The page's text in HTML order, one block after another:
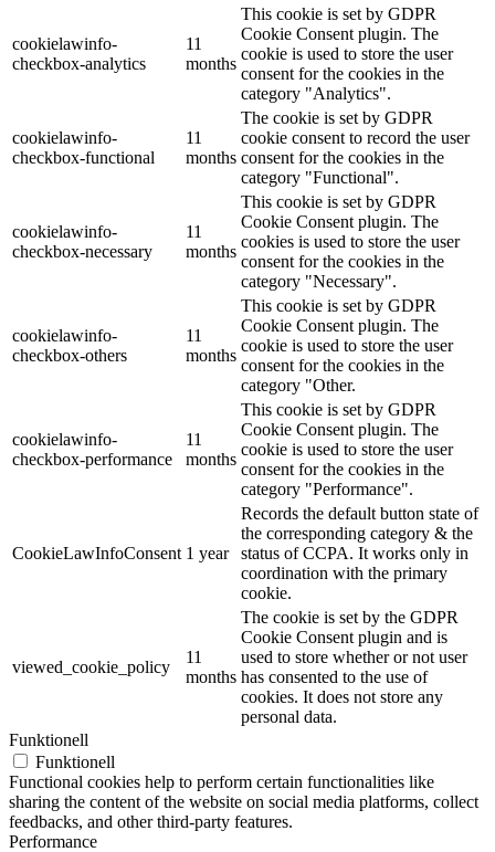
cookielawinfo-
checkbox-analytics
11
months
This cookie is set by GDPR
Cookie Consent plugin. The
cookie is used to store the user
consent for the cookies in the
category "Analytics".
cookielawinfo-
checkbox-functional
11
months
The cookie is set by GDPR
cookie consent to record the user
consent for the cookies in the
category "Functional".
cookielawinfo-
checkbox-necessary
11
months
This cookie is set by GDPR
Cookie Consent plugin. The
cookies is used to store the user
consent for the cookies in the
category "Necessary".
cookielawinfo-
checkbox-others
11
months
This cookie is set by GDPR
Cookie Consent plugin. The
cookie is used to store the user
consent for the cookies in the
category "Other.
cookielawinfo-
checkbox-performance
11
months
This cookie is set by GDPR
Cookie Consent plugin. The
cookie is used to store the user
consent for the cookies in the
category "Performance".
CookieLawInfoConsent 1 year
Records the default button state of
the corresponding category & the
status of CCPA. It works only in
coordination with the primary
cookie.
viewed_cookie_policy
11
months
The cookie is set by the GDPR
Cookie Consent plugin and is
used to store whether or not user
has consented to the use of
cookies. It does not store any
personal data.
Funktionell
Funktionell
Functional cookies help to perform certain functionalities like
sharing the content of the website on social media platforms, collect
feedbacks, and other third-party features.
Performance